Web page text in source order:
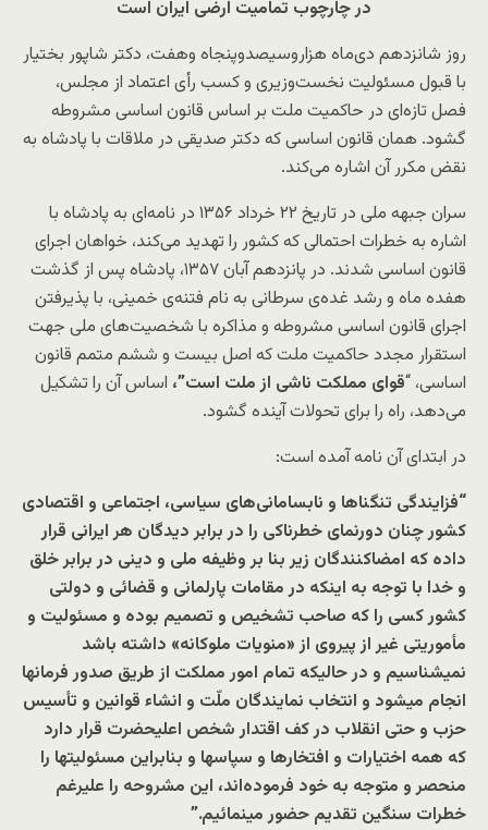
در چارچوب تمامیت ارضی ایران است
روز شانزدهم دی‌ماه هزاروسیصدوپنجاه وهفت، دکتر شاپور بختیار
با قبول مسئولیت نخست‌وزیری و کسب رأی اعتماد از مجلس،
فصل تازه‌ای در حاکمیت ملت بر اساس قانون اساسی مشروطه
گشود. همان قانون اساسی که دکتر صدیقی در ملاقات با پادشاه به
نقض مکرر آن اشاره می‌کند.
سران جبهه ملی در تاریخ ۲۲ خرداد ۱۳۵۶ در نامه‌ای به پادشاه با
اشاره به خطرات احتمالی که کشور را تهدید می‌کند، خواهان اجرای
قانون اساسی شدند. در پانزدهم آبان ۱۳۵۷، پادشاه پس از گذشت
هفده ماه و رشد غده‌ی سرطانی به نام فتنه‌ی خمینی، با پذیرفتن
اجرای قانون اساسی مشروطه و مذاکره با شخصیت‌های ملی جهت
استقرار مجدد حاکمیت ملت که اصل بیست و ششم متمم قانون
اساسی، “قوای مملکت ناشی از ملت است”، اساس آن را تشکیل
می‌دهد، راه را برای تحولات آینده گشود.
در ابتدای آن نامه آمده است:
“فزایندگی تنگناها و نابسامانی‌های سیاسی، اجتماعی و اقتصادی
کشور چنان دورنمای خطرناکی را در برابر دیدگان هر ایرانی قرار
داده که امضاکنندگان زیر بنا بر وظیفه ملی و دینی در برابر خلق
و خدا با توجه به اینکه در مقامات پارلمانی و قضائی و دولتی
کشور کسی را که صاحب تشخیص و تصمیم بوده و مسئولیت و
مأموریتی غیر از پیروی از «منویات ملوکانه» داشته باشد
نمیشناسیم و در حالیکه تمام امور مملکت از طریق صدور فرمانها
انجام میشود و انتخاب نمایندگان ملّت و انشاء قوانین و تأسیس
حزب و حتی انقلاب در کف اقتدار شخص اعلیحضرت قرار دارد
که همه اختیارات و افتخارها و سپاسها و بنابراین مسئولیتها را
منحصر و متوجه به خود فرموده‌اند، این مشروحه را علیرغم
خطرات سنگین تقدیم حضور مینمائیم.”